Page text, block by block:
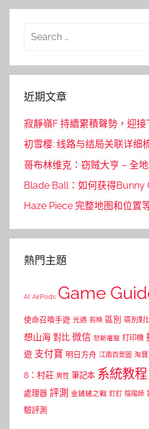
Search
近期文章
寂靜嶺F 持續累積聲勢，迎
初雪樱: 线路与结局关联详细
哥布林维克：窃贼大亨 – 全
Blade Ball：如何获得Bunny
Haze Piece 完整地图和位置
熱門主題
AI AirPods Game
使命召喚手遊 光遇 剪映 區別 區別對
想山海 對比 微信 怒斬屠龍 打印機
遊 支付寶 明日方舟 江南百景圖 淘寶
8：村莊 男性 筆記本 系統教程
處理器 評測 金鏟鏟之戰 釘釘 陰陽師
驗評測